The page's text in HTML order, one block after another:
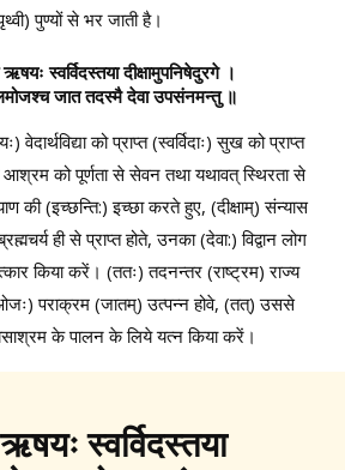
पुण्यों से भर जाती है।
स्वर्विदस्तया दीक्षामुपनिषेदुरगे ।
जात तदस्मै देवा उपसंनमन्तु ॥
वेदार्थविद्या को प्राप्त (स्वर्विदाः) सुख को प्राप्त
को पूर्णता से सेवन तथा यथावत् स्थिरता से
की (इच्छन्ति:) इच्छा करते हुए, (दीक्षाम्) संन्यास
ही से प्राप्त होते, उनका (देवा:) विद्वान लोग
किया करें। (ततः) तदनन्तर (राष्ट्रम) राज्य
पराक्रम (जातम्) उत्पन्न होवे, (तत्) उससे
के पालन के लिये यत्न किया करें।
स्वर्विदस्तया